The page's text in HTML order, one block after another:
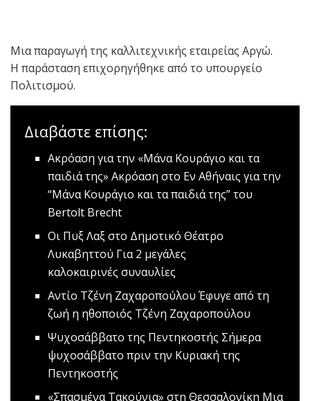
Μια παραγωγή της καλλιτεχνικής εταιρείας Αργώ.
Η παράσταση επιχορηγήθηκε από το υπουργείο
Πολιτισμού.
Διαβάστε επίσης:
Aκρόαση για την «Μάνα Κουράγιο και τα
παιδιά της» Ακρόαση στο Εν Αθήναις για την
“Μάνα Κουράγιο και τα παιδιά της” του
Bertolt Brecht
Oι Πυξ Λαξ στο Δημοτικό Θέατρο
Λυκαβηττού Για 2 μεγάλες
καλοκαιρινές συναυλίες
Αντίο Τζένη Ζαχαροπούλου Έφυγε από τη
ζωή η ηθοποιός Τζένη Ζαχαροπούλου
Ψυχοσάββατο της Πεντηκοστής Σήμερα
ψυχοσάββατο πριν την Κυριακή της
Πεντηκοστής
«Σπασμένα Τακούνια» στη Θεσσαλονίκη Μια